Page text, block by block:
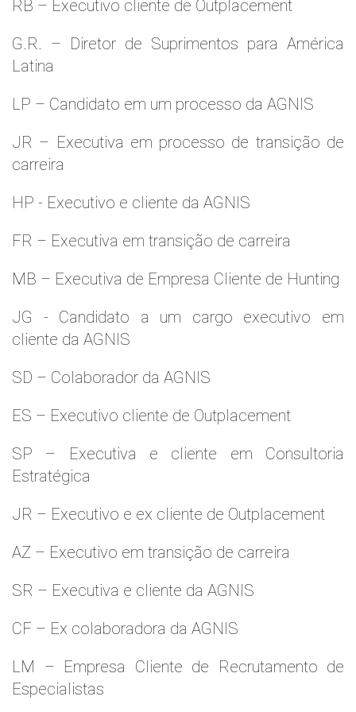
RB – Executivo cliente de Outplacement
G.R. – Diretor de Suprimentos para América
Latina
LP – Candidato em um processo da AGNIS
JR – Executiva em processo de transição de
carreira
HP - Executivo e cliente da AGNIS
FR – Executiva em transição de carreira
MB – Executiva de Empresa Cliente de Hunting
JG - Candidato a um cargo executivo em
cliente da AGNIS
SD – Colaborador da AGNIS
ES – Executivo cliente de Outplacement
SP – Executiva e cliente em Consultoria
Estratégica
JR – Executivo e ex cliente de Outplacement
AZ – Executivo em transição de carreira
SR – Executiva e cliente da AGNIS
CF – Ex colaboradora da AGNIS
LM – Empresa Cliente de Recrutamento de
Especialistas